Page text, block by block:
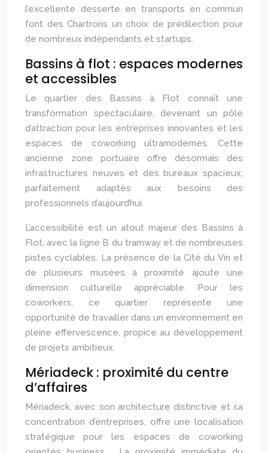
l’excellente desserte en transports en commun
font des Chartrons un choix de prédilection pour
de nombreux indépendants et startups.
Bassins à flot : espaces modernes
et accessibles
Le quartier des Bassins à Flot connaît une
transformation spectaculaire, devenant un pôle
d’attraction pour les entreprises innovantes et les
espaces de coworking ultramodernes. Cette
ancienne zone portuaire offre désormais des
infrastructures neuves et des bureaux spacieux,
parfaitement adaptés aux besoins des
professionnels d’aujourd’hui.
L’accessibilité est un atout majeur des Bassins à
Flot, avec la ligne B du tramway et de nombreuses
pistes cyclables. La présence de la Cité du Vin et
de plusieurs musées à proximité ajoute une
dimension culturelle appréciable. Pour les
coworkers, ce quartier représente une
opportunité de travailler dans un environnement en
pleine effervescence, propice au développement
de projets ambitieux.
Mériadeck : proximité du centre
d’affaires
Mériadeck, avec son architecture distinctive et sa
concentration d’entreprises, offre une localisation
stratégique pour les espaces de coworking